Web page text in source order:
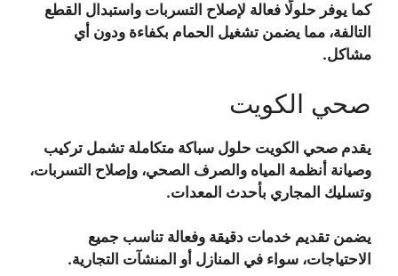
كما يوفر حلولًا فعالة لإصلاح التسربات واستبدال القطع
التالفة، مما يضمن تشغيل الحمام بكفاءة ودون أي
مشاكل.
صحي الكويت
يقدم صحي الكويت حلول سباكة متكاملة تشمل تركيب
وصيانة أنظمة المياه والصرف الصحي، وإصلاح التسربات،
وتسليك المجاري بأحدث المعدات.
يضمن تقديم خدمات دقيقة وفعالة تناسب جميع
الاحتياجات، سواء في المنازل أو المنشآت التجارية.